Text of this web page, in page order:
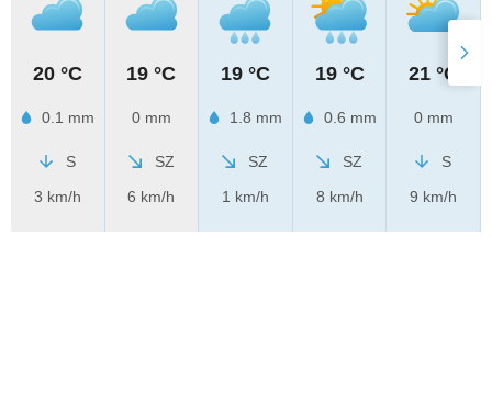
20 °C
0.1 mm
S
3 km/h
19 °C
0 mm
SZ
6 km/h
19 °C
1.8 mm
SZ
1 km/h
19 °C
0.6 mm
SZ
8 km/h
21 °C
0 mm
S
9 km/h